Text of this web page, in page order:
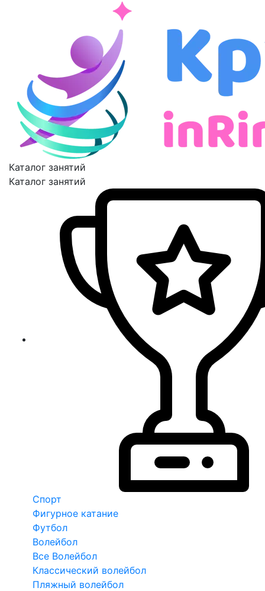
Каталог занятий
Каталог занятий
Спорт
Фигурное катание
Футбол
Волейбол
Все Волейбол
Классический волейбол
Пляжный волейбол